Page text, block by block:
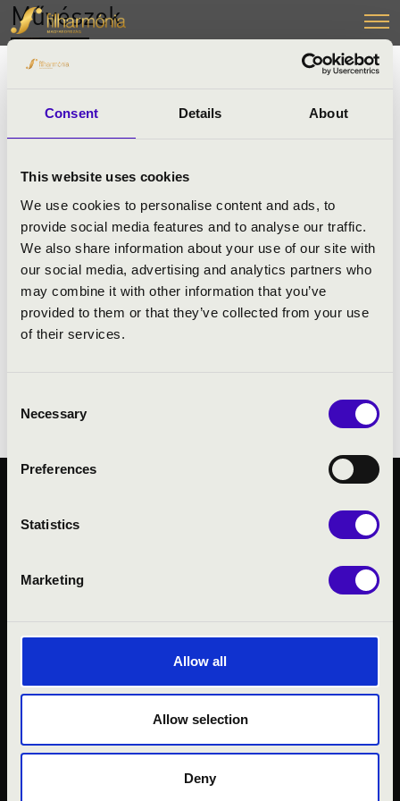
Consent Details About
This website uses cookies
We use cookies to personalise content and ads, to
provide social media features and to analyse our traffic.
We also share information about your use of our site with
our social media, advertising and analytics partners who
may combine it with other information that you’ve
provided to them or that they’ve collected from your use
of their services.
Selection
Necessary
Preferences
Statistics
Marketing
Allow all
Allow selection
Deny
Művészek
Farkas István Péter
1950-ben született Szekszárdon. 1972-ben
szerzett harsonatanári diplomát Pécsett a
Szingapúrig, Svédországtól Japánig végig
koncertezte a világot szóló-, kamara- és
nagyzenekari művészként is. Két város is
díszpolgárai közé választotta:
Finnországban Oulu, az Egyesült
Államokban pedig Annapolis. 1974 óta a
Magyar Állami Operaház első harsonása.
1986-ban Liszt Ferenc-díjjal tüntették ki. A
KÖZÉRDEKŰ ADATOK